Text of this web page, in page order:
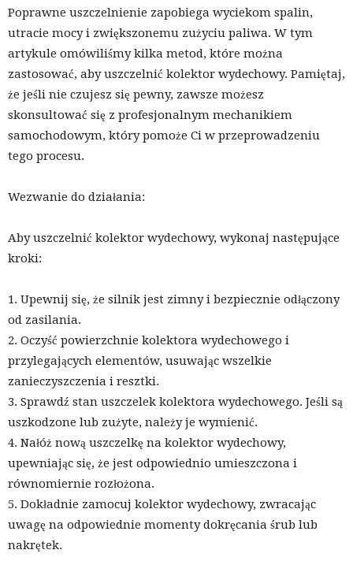
Poprawne uszczelnienie zapobiega wyciekom spalin,
utracie mocy i zwiększonemu zużyciu paliwa. W tym
artykule omówiliśmy kilka metod, które można
zastosować, aby uszczelnić kolektor wydechowy. Pamiętaj,
że jeśli nie czujesz się pewny, zawsze możesz
skonsultować się z profesjonalnym mechanikiem
samochodowym, który pomoże Ci w przeprowadzeniu
tego procesu.
Wezwanie do działania:
Aby uszczelnić kolektor wydechowy, wykonaj następujące
kroki:
1. Upewnij się, że silnik jest zimny i bezpiecznie odłączony
od zasilania.
2. Oczyść powierzchnie kolektora wydechowego i
przylegających elementów, usuwając wszelkie
zanieczyszczenia i resztki.
3. Sprawdź stan uszczelek kolektora wydechowego. Jeśli są
uszkodzone lub zużyte, należy je wymienić.
4. Nałóż nową uszczelkę na kolektor wydechowy,
upewniając się, że jest odpowiednio umieszczona i
równomiernie rozłożona.
5. Dokładnie zamocuj kolektor wydechowy, zwracając
uwagę na odpowiednie momenty dokręcania śrub lub
nakrętek.